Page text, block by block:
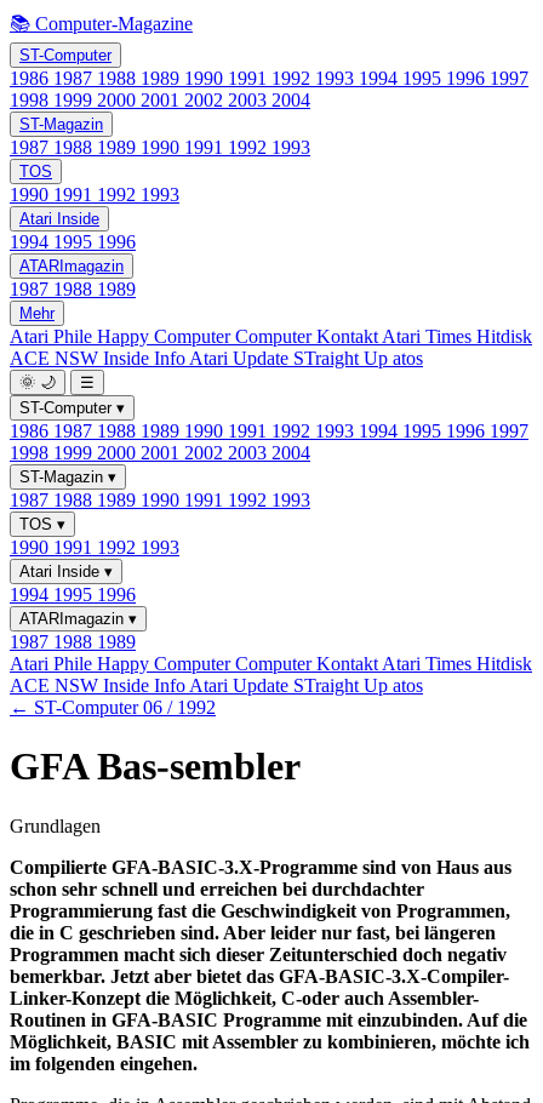
📚 Computer-Magazine
ST-Computer
1986 1987 1988 1989 1990 1991 1992 1993 1994 1995 1996 1997
1998 1999 2000 2001 2002 2003 2004
ST-Magazin
1987 1988 1989 1990 1991 1992 1993
TOS
1990 1991 1992 1993
Atari Inside
1994 1995 1996
ATARImagazin
1987 1988 1989
Mehr
Atari Phile Happy ComputerComputer Kontakt Atari Times Hitdisk
ACE NSW Inside Info Atari Update STraight Up atos
🌞 🌙
☰
ST-Computer ▾
1986 1987 1988 1989 1990 1991 1992 1993 1994 1995 1996 1997
1998 1999 2000 2001 2002 2003 2004
ST-Magazin ▾
1987 1988 1989 1990 1991 1992 1993
TOS ▾
1990 1991 1992 1993
Atari Inside ▾
1994 1995 1996
ATARImagazin ▾
1987 1988 1989
Atari Phile Happy ComputerComputer Kontakt Atari Times Hitdisk
ACE NSW Inside Info Atari Update STraight Up atos
← ST-Computer 06 / 1992
GFA Bas-sembler
Grundlagen
Compilierte GFA-BASIC-3.X-Programme sind von Haus aus
schon sehr schnell und erreichen bei durchdachter
Programmierung fast die Geschwindigkeit von Programmen,
die in C geschrieben sind. Aber leider nur fast, bei längeren
Programmen macht sich dieser Zeitunterschied doch negativ
bemerkbar. Jetzt aber bietet das GFA-BASIC-3.X-Compiler-
Linker-Konzept die Möglichkeit, C-oder auch Assembler-
Routinen in GFA-BASIC Programme mit einzubinden. Auf die
Möglichkeit, BASIC mit Assembler zu kombinieren, möchte ich
im folgenden eingehen.